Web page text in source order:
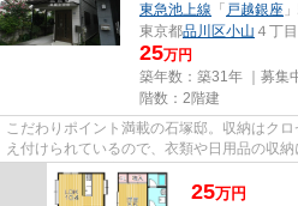
東急池上線 「 戸越銀座
東京都品川区小山 ４丁目
25万円
築年数：築31年 ｜募集
階数：2階建
こだわりポイント満載の石塚邸。収納はク
え付けられているので、衣類や日用品の収
い、洗面所が独立している物件...
25万円